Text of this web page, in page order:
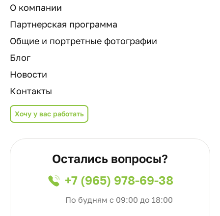
О компании
Партнерская программа
Общие и портретные фотографии
Блог
Новости
Контакты
Хочу у вас работать
Остались вопросы?
+7 (965) 978-69-38
По будням с 09:00 до 18:00